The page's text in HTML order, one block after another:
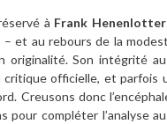
à Frank Henenlotter
– et au rebours de la
Son intégrité
officielle, et parfois
Creusons donc
compléter l’analyse au